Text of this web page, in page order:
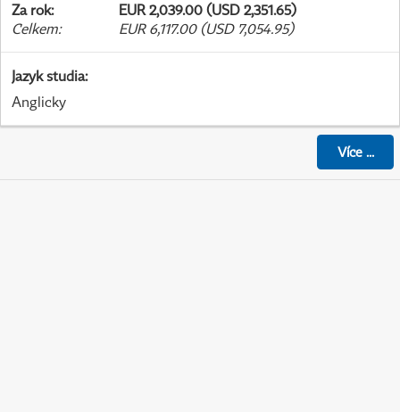
Za rok:
EUR 2,039.00 (USD 2,351.65)
Celkem: EUR 6,117.00 (USD 7,054.95)
Jazyk studia:
Anglicky
Více...